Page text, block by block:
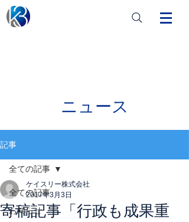
ニュース
記事
全ての記事
お知らせ
全ての記事
寄稿記事「行政も成果重
ケイスリー株式会社
2017年3月3日